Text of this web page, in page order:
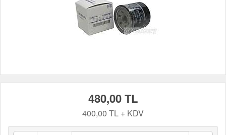
480,00 TL
400,00 TL + KDV